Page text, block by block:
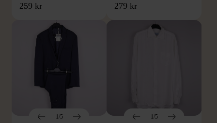
259 kr 279 kr
1/5
1/5